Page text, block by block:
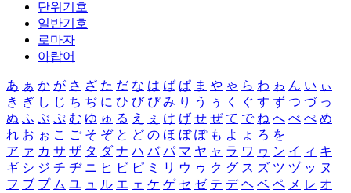
단위기호
일반기호
로마자
아랍어
あ ぁ か が さ ざ た だ な は ば ぱ ま や ゃ ら わ ゎ ん い ぃ
き ぎ し じ ち ぢ に ひ び ぴ み り う ぅ く ぐ す ず つ づ っ
ぬ ふ ぶ ぷ む ゆ ゅ る え ぇ け げ せ ぜ て で ね へ べ ぺ め
れ お ぉ こ ご そ ぞ と ど の ほ ぼ ぽ も よ ょ ろ を
ア ァ カ サ ザ タ ダ ナ ハ バ パ マ ヤ ャ ラ ワ ヮ ン イ ィ キ
ギ シ ジ チ ヂ ニ ヒ ビ ピ ミ リ ウ ゥ ク グ ス ズ ツ ヅ ッ ヌ
フ ブ プ ム ユ ュ ル エ ェ ケ ゲ セ ゼ テ デ ヘ ベ ペ メ レ オ